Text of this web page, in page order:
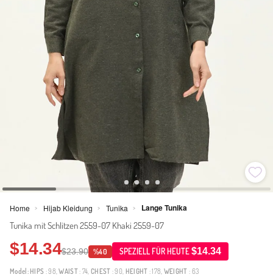
Home > Hijab Kleidung > Tunika > Lange Tunika
Tunika mit Schlitzen 2559-07 Khaki 2559-07
$14.34$23.90 %40 SPEZIELL FÜR HEUTE$14.34
Model: HIPS : 98,WAIST: 74,CHEST : 90, HEIGHT : 178, WEIGHT : 63